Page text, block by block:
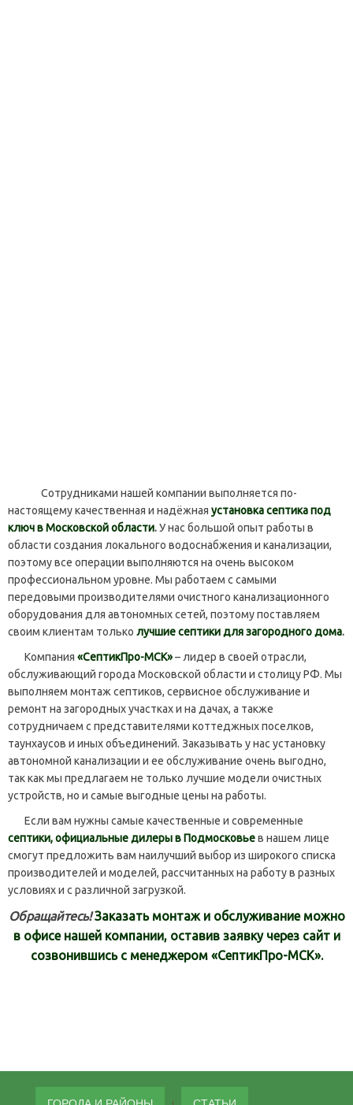
Сотрудниками нашей компании выполняется по-
настоящему качественная и надёжная установка септика под
ключ в Московской области.У нас большой опыт работы в
области создания локального водоснабжения и канализации,
поэтому все операции выполняются на очень высоком
профессиональном уровне. Мы работаем с самыми
передовыми производителями очистного канализационного
оборудования для автономных сетей, поэтому поставляем
своим клиентам только лучшие септики для загородного дома.
Компания «СептикПро-МСК»– лидер в своей отрасли,
обслуживающий города Московской области и столицу РФ. Мы
выполняем монтаж септиков, сервисное обслуживание и
ремонт на загородных участках и на дачах, а также
сотрудничаем с представителями коттеджных поселков,
таунхаусов и иных объединений. Заказывать у нас установку
автономной канализации и ее обслуживание очень выгодно,
так как мы предлагаем не только лучшие модели очистных
устройств, но и самые выгодные цены на работы.
Если вам нужны самые качественные и современные
септики, официальные дилеры в Подмосковьев нашем лице
смогут предложить вам наилучший выбор из широкого списка
производителей и моделей, рассчитанных на работу в разных
условиях и с различной загрузкой.
Обращайтесь!Заказать монтаж и обслуживание можно
в офисе нашей компании, оставив заявку через сайт и
созвонившись с менеджером «СептикПро-МСК».